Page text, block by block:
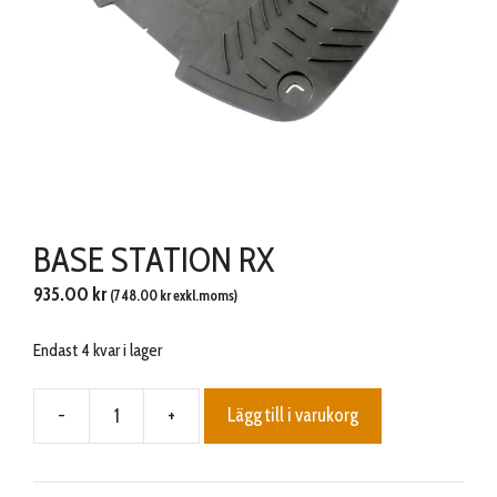
BASE STATION RX
935.00 kr (748.00 krexkl.moms)
Endast 4 kvar i lager
-
BASE
RX
+ Lägg till i varukorg